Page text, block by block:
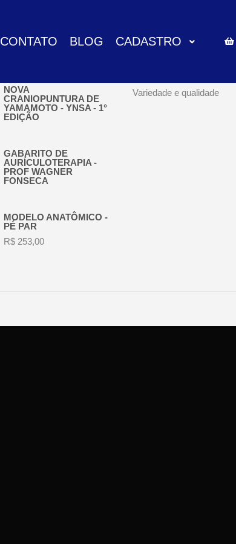
CONTATO BLOG CADASTRO
NOVA
CRANIOPUNTURA DE
YAMAMOTO - YNSA - 1°
EDIÇÃO
GABARITO DE
AURÍCULOTERAPIA -
PROF WAGNER
FONSECA
MODELO ANATÔMICO -
PÉ PAR
R$ 253,00
Variedade e qualidade